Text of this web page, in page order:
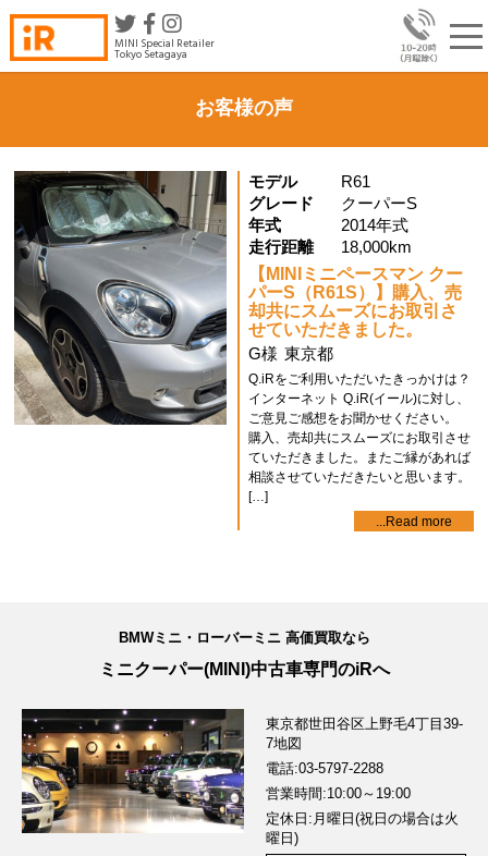
MINI Special Retailer
Tokyo Setagaya
お客様の声
モデル
R61
グレード
クーパーS
年式
2014年式
走行距離
18,000km
【MINIミニペースマン クー
パーS（R61S）】購入、売
却共にスムーズにお取引さ
せていただきました。
G様 東京都
Q.iRをご利用いただいたきっかけは？
インターネット Q.iR(イール)に対し、
ご意見ご感想をお聞かせください。
購入、売却共にスムーズにお取引させ
ていただきました。またご縁があれば
相談させていただきたいと思います。
[…]
...Read more
BMWミニ・ローバーミニ 高価買取なら
ミニクーパー(MINI)中古車専門のiRへ
東京都世田谷区上野毛4丁目39-
7地図
電話:03-5797-2288
営業時間:10:00～19:00
定休日:月曜日(祝日の場合は火
曜日)